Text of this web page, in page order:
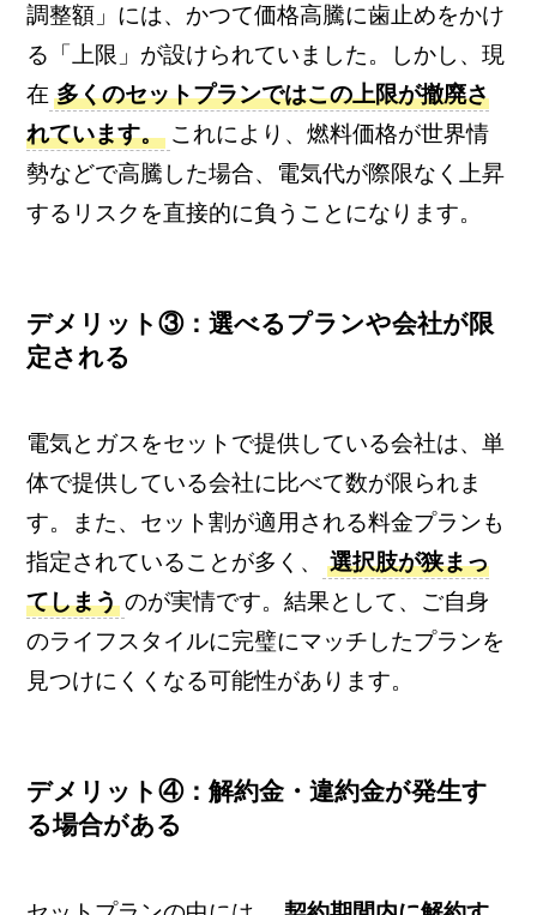
調整額」には、かつて価格高騰に歯止めをかけ
る「上限」が設けられていました。しかし、現
在 多くのセットプランではこの上限が撤廃さ
れています。 これにより、燃料価格が世界情
勢などで高騰した場合、電気代が際限なく上昇
するリスクを直接的に負うことになります。
デメリット③：選べるプランや会社が限
定される
電気とガスをセットで提供している会社は、単
体で提供している会社に比べて数が限られま
す。また、セット割が適用される料金プランも
指定されていることが多く、
選択肢が狭まっ
てしまう のが実情です。結果として、ご自身
のライフスタイルに完璧にマッチしたプランを
見つけにくくなる可能性があります。
デメリット④：解約金・違約金が発生す
る場合がある